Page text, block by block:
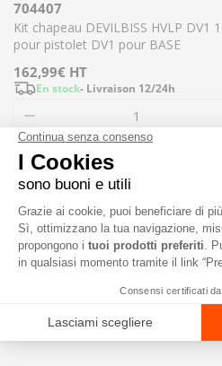
704407
Kit chapeau DEVILBISS HVLP DV1
pour pistolet DV1 pour BASE
Prix
régulier
162,99€ HT
En stock- Livraison 12/24h
Diminuer la quantité
Ajouter
NOS
TOUT